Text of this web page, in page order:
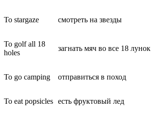
To stargaze смотреть на звезды
To golf all 18
holes
загнать мяч во все 18 лунок
To go camping отправиться в поход
To eat popsicles есть фруктовый лед